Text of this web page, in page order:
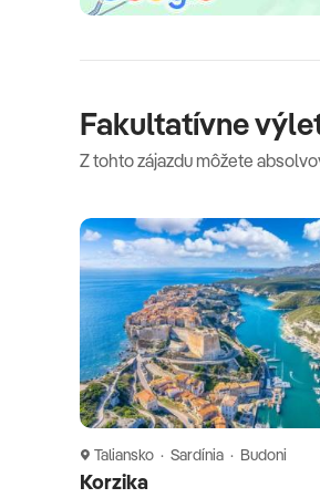
Fakultatívne
Z tohto zájazdu môžete
Taliansko · Sardínia · Budoni
Korzika